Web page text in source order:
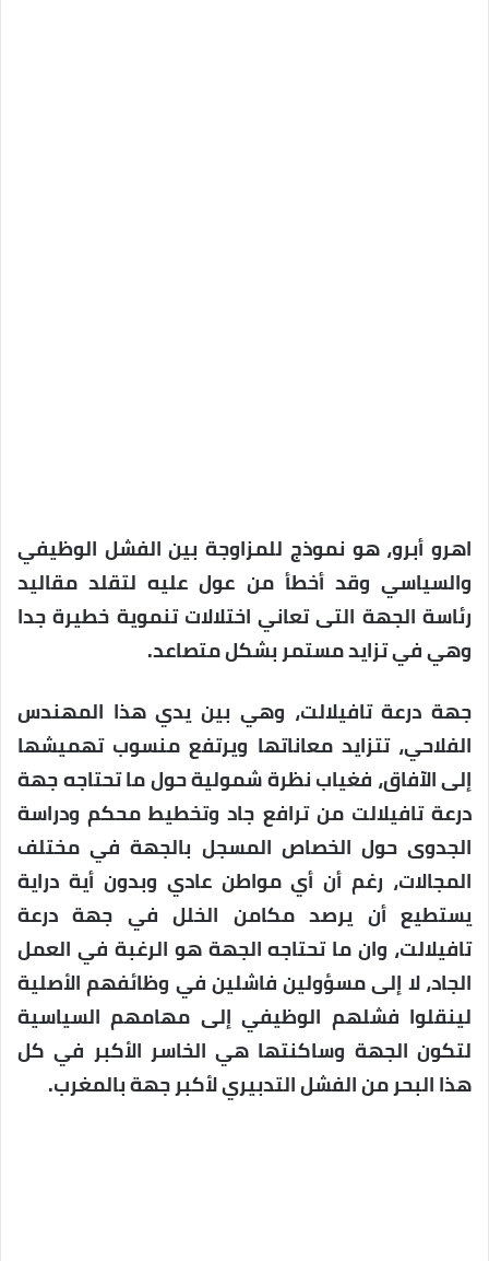
اهرو أبرو، هو نموذج للمزاوجة بين الفشل الوظيفي
والسياسي وقد أخطأ من عول عليه لتقلد مقاليد
رئاسة الجهة التى تعاني اختلالات تنموية خطيرة جدا
وهي في تزايد مستمر بشكل متصاعد.
جهة درعة تافيلالت، وهي بين يدي هذا المهندس
الفلاحي، تتزايد معاناتها ويرتفع منسوب تهميشها
إلى الآفاق، فغياب نظرة شمولية حول ما تحتاجه جهة
درعة تافيلالت من ترافع جاد وتخطيط محكم ودراسة
الجدوى حول الخصاص المسجل بالجهة في مختلف
المجالات، رغم أن أي مواطن عادي وبدون أية دراية
يستطيع أن يرصد مكامن الخلل في جهة درعة
تافيلالت، وان ما تحتاجه الجهة هو الرغبة في العمل
الجاد، لا إلى مسؤولين فاشلين في وظائفهم الأصلية
لينقلوا فشلهم الوظيفي إلى مهامهم السياسية
لتكون الجهة وساكنتها هي الخاسر الأكبر في كل
هذا البحر من الفشل التدبيري لأكبر جهة بالمغرب.